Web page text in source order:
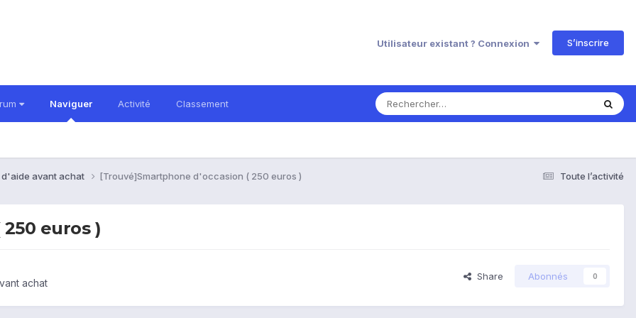
Utilisateur existant ? Connexion S’inscrire
Naviguer Activité Classement
Toute l’activité
avant achat [Trouvé]Smartphone d'occasion ( 250 euros )
euros )
achat
Share Abonnés 0